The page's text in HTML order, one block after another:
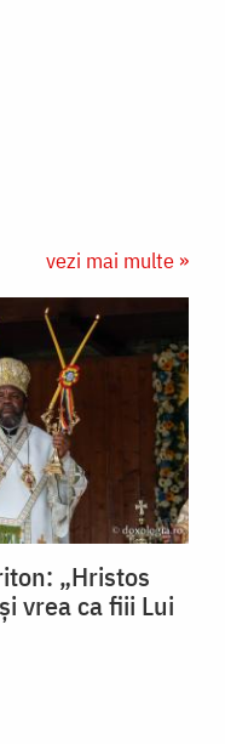
vezi mai multe »
„Hristos
vrea ca fiii Lui